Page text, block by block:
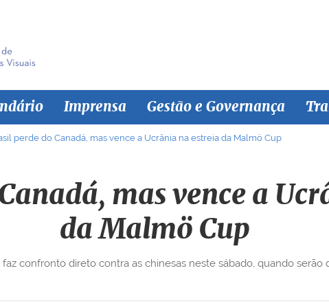
Imprensa Gestão e Governança
perde do Canadá, mas vence a Ucrânia na estreia da Malmö Cup
mas vence a
da Malmö Cup
confronto direto contra as chinesas neste sábado, quando serão